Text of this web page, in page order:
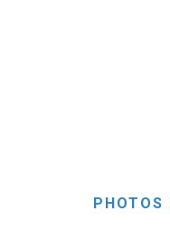
PHOTOS